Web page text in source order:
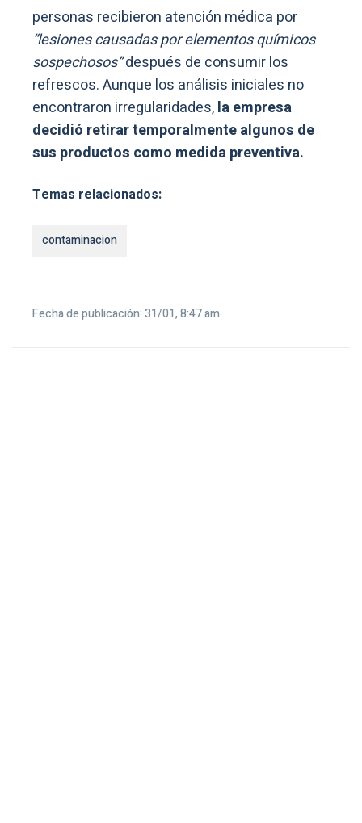
personas recibieron atención médica por
“lesiones causadas por elementos químicos
sospechosos”después de consumir los
refrescos. Aunque los análisis iniciales no
encontraron irregularidades,la empresa
decidió retirar temporalmente algunos de
sus productos como medida preventiva.
Temas relacionados:
contaminacion
Fecha de publicación: 31/01, 8:47 am